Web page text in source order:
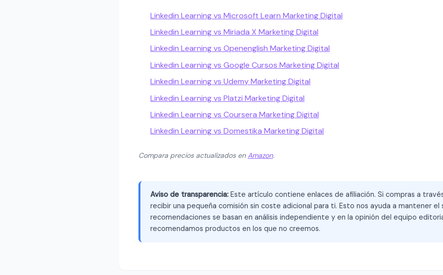
Linkedin Learning vs Microsoft Learn Marketing Digital
Linkedin Learning vs Miriada X Marketing Digital
Linkedin Learning vs Openenglish Marketing Digital
Linkedin Learning vs Google Cursos Marketing Digital
Linkedin Learning vs Udemy Marketing Digital
Linkedin Learning vs Platzi Marketing Digital
Linkedin Learning vs Coursera Marketing Digital
Linkedin Learning vs Domestika Marketing Digital
Compara precios actualizados enAmazon.
Aviso de transparencia: Este artículo contiene enlaces de afiliación. Si compras a
recibir una pequeña comisión sin coste adicional para ti. Esto nos ayuda a mantener el
recomendaciones se basan en análisis independiente y en la opinión del equipo
recomendamos productos en los que no creemos.